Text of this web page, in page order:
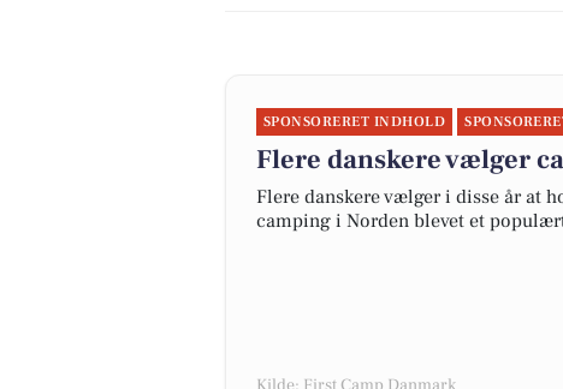
SPONSORERET INDHOLD
Flere danskere vælger
Flere danskere vælger i disse år at
camping i Norden blevet et